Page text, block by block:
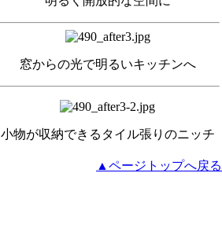
窓からの光で明るいキッチンへ
小物が収納できるタイル張りのニッチ
▲ページトップへ戻る